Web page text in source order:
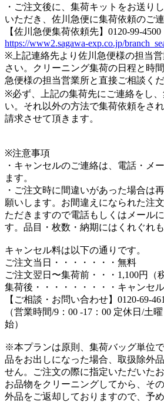
・ご注文後に、集荷キットをお送り
いただき、佐川急便に集荷依頼のご
【佐川急便集荷依頼先】0120-99-4500
https://www2.sagawa-exp.co.jp/
※上記連絡先より佐川急便様の担当
さい。クリーニング集荷の日程と時
急便様の担当営業所と直接ご相談くだ
※必ず、上記の集荷先にご連絡をし
い。それ以外の方法で集荷依頼をさ
請求させて頂きます。
※注意事項
・キャンセルのご連絡は、電話・メ
ます。
・ご注文時に間違いがあった場合は
願いします。お間違えになられた注
ただきますので電話もしくはメール
す。品目・枚数・納期にはくれぐれ
キャンセル料は以下の通りです。
ご注文当日・・・・・・・無料
ご注文翌日〜集荷前・・・1,100円（
集荷後・・・・・・・・・キャンセ
【ご相談・お問い合わせ】0120-69-
（営業時間/9：00 -17：00 定休日/土
始）
※本プランは原則、集荷バッグ単位
品をお出しになった場合、取扱除外
せん。ご注文の際に指定いただいた
お品物をクリーニングしてから、そ
外品をご返却しておりますので、予